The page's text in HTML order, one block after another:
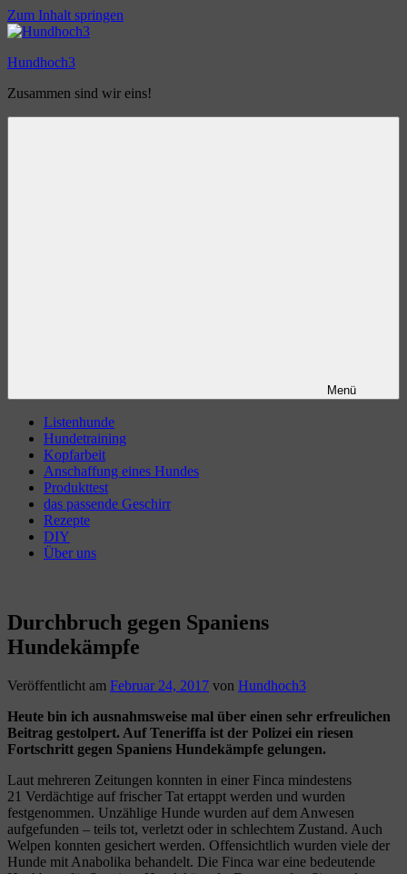
Zum Inhalt springen
Hundhoch3
Zusammen sind wir eins!
Menü
Listenhunde
Hundetraining
Kopfarbeit
Anschaffung eines Hundes
Produkttest
das passende Geschirr
Rezepte
DIY
Über uns
Durchbruch gegen Spaniens
Hundekämpfe
Veröffentlicht am Februar 24, 2017 von Hundhoch3
Heute bin ich ausnahmsweise mal über einen sehr erfreulichen
Beitrag gestolpert. Auf Teneriffa ist der Polizei ein riesen
Fortschritt gegen Spaniens Hundekämpfe gelungen.
Laut mehreren Zeitungen konnten in einer Finca mindestens
21 Verdächtige auf frischer Tat ertappt werden und wurden
festgenommen. Unzählige Hunde wurden auf dem Anwesen
aufgefunden – teils tot, verletzt oder in schlechtem Zustand. Auch
Welpen konnten gesichert werden. Offensichtlich wurden viele der
Hunde mit Anabolika behandelt. Die Finca war eine bedeutende